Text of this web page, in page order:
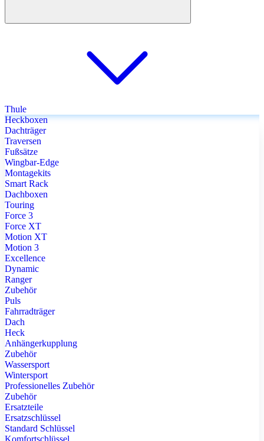
Thule
Heckboxen
Dachträger
Traversen
Fußsätze
Wingbar-Edge
Montagekits
Smart Rack
Dachboxen
Touring
Force 3
Force XT
Motion XT
Motion 3
Excellence
Dynamic
Ranger
Zubehör
Puls
Fahrradträger
Dach
Heck
Anhängerkupplung
Zubehör
Wassersport
Wintersport
Professionelles Zubehör
Zubehör
Ersatzteile
Ersatzschlüssel
Standard Schlüssel
Komfortschlüssel